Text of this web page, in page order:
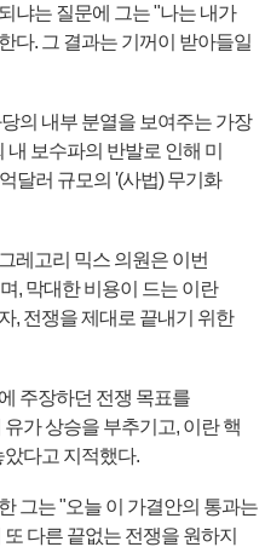
냐는 질문에 그는 "나는 내가
다. 그 결과는 기꺼이 받아들일
의 내부 분열을 보여주는 가장
보수파의 반발로 인해 미
달러 규모의 '(사법) 무기화
레고리 믹스 의원은 이번
, 막대한 비용이 드는 이란
, 전쟁을 제대로 끝내기 위한
주장하던 전쟁 목표를
가 상승을 부추기고, 이란 핵
다고 지적했다.
그는 "오늘 이 가결안의 통과는
다른 끝없는 전쟁을 원하지